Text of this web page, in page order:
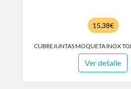
15.38€
CUBREJUNTAS MOQUETA INOX
Ver detalle